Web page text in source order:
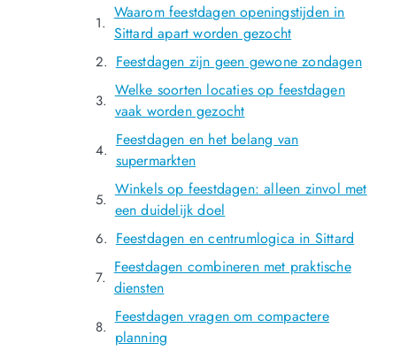
Waarom feestdagen openingstijden in
Sittard apart worden gezocht
Feestdagen zijn geen gewone zondagen
Welke soorten locaties op feestdagen
vaak worden gezocht
Feestdagen en het belang van
supermarkten
Winkels op feestdagen: alleen zinvol met
een duidelijk doel
Feestdagen en centrumlogica in Sittard
Feestdagen combineren met praktische
diensten
Feestdagen vragen om compactere
planning